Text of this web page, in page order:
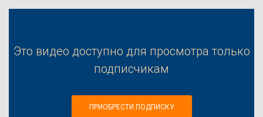
Это видео доступно для просмотра только
подписчикам
ПРИОБРЕСТИ ПОДПИСКУ